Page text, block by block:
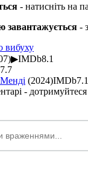
- натисніть на
завантажується -
вибуху
▶IMDb8.1
7.7
(2024)IMDb7.1
- дотримуйтеся